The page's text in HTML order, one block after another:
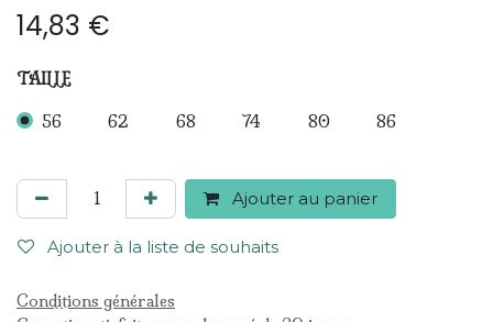
14,83 €
TAILLE
56 62 68 74 80 86
Ajouter au panier
Ajouter à la liste de souhaits
Conditions générales